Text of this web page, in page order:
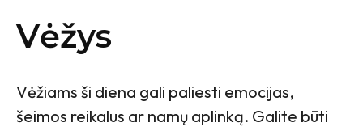
Vėžys
Vėžiams ši diena gali paliesti emocijas,
šeimos reikalus ar namų aplinką. Galite būti